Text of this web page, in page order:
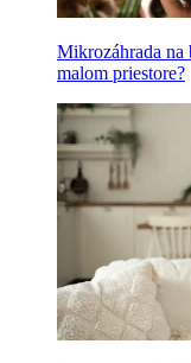
Mikrozáhrada
malom priestore?